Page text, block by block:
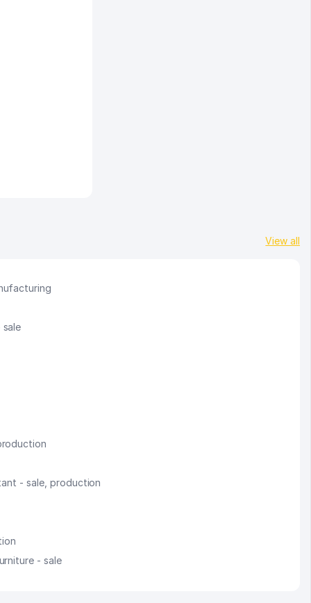
View all
- sale, production
- sale